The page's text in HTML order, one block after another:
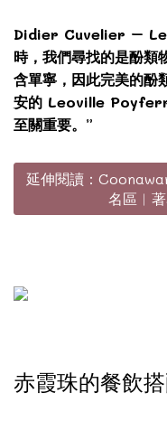
Didier Cuvelier –
時，我們尋找的是酚類
含單寧，因此完美的酚
安的 Leoville
至關重要。”
延伸閱讀：
名區︳
赤霞珠的餐飲